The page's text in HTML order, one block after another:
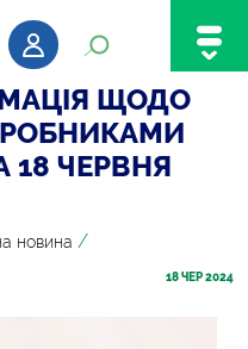
ЩОДО
18 ЧЕРВНЯ
новина /
18 ЧЕР 2024